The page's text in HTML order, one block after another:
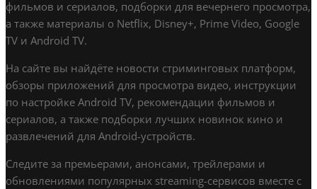
фильмов и сериалов, подборки для вечернего просмотра,
а также материалы о Netflix, Disney+, Prime Video, Google
TV и Android TV.
На сайте вы найдёте новости стриминговых платформ,
обзоры приложений для просмотра видео, инструкции
по настройке Android TV, рекомендации фильмов и
сериалов, а также подборки лучших новинок кино и
развлечений для Android-устройств.
Следите за премьерами, анонсами, трейлерами и
обновлениями популярных streaming-сервисов вместе с